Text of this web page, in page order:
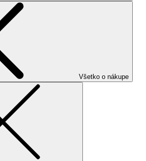
Všetko o nákupe